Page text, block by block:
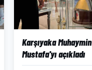
Karşıyaka Muhaymin
Mustafa'yı açıkladı